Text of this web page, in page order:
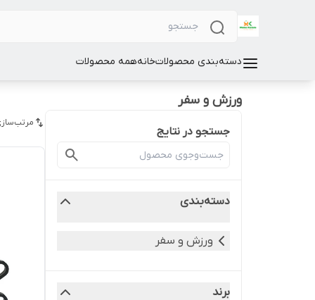
دسته‌بندی محصولاتخانههمه محصولات
ورزش و سفر
جستجو در نتایج
دسته‌بندی
ورزش و سفر
برند